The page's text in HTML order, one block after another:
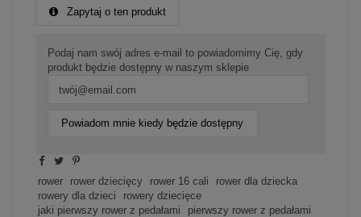
Zapytaj o ten produkt
Podaj nam swój adres e-mail to powiadomimy Cię, gdy
produkt będzie dostępny w naszym sklepie
Powiadom mnie kiedy będzie dostępny
rower rower dziecięcy rower 16 cali
rower dla dziecka
rowery dla dzieci
rowery dziecięce
jaki pierwszy rower z pedałami
pierwszy rower z pedałami